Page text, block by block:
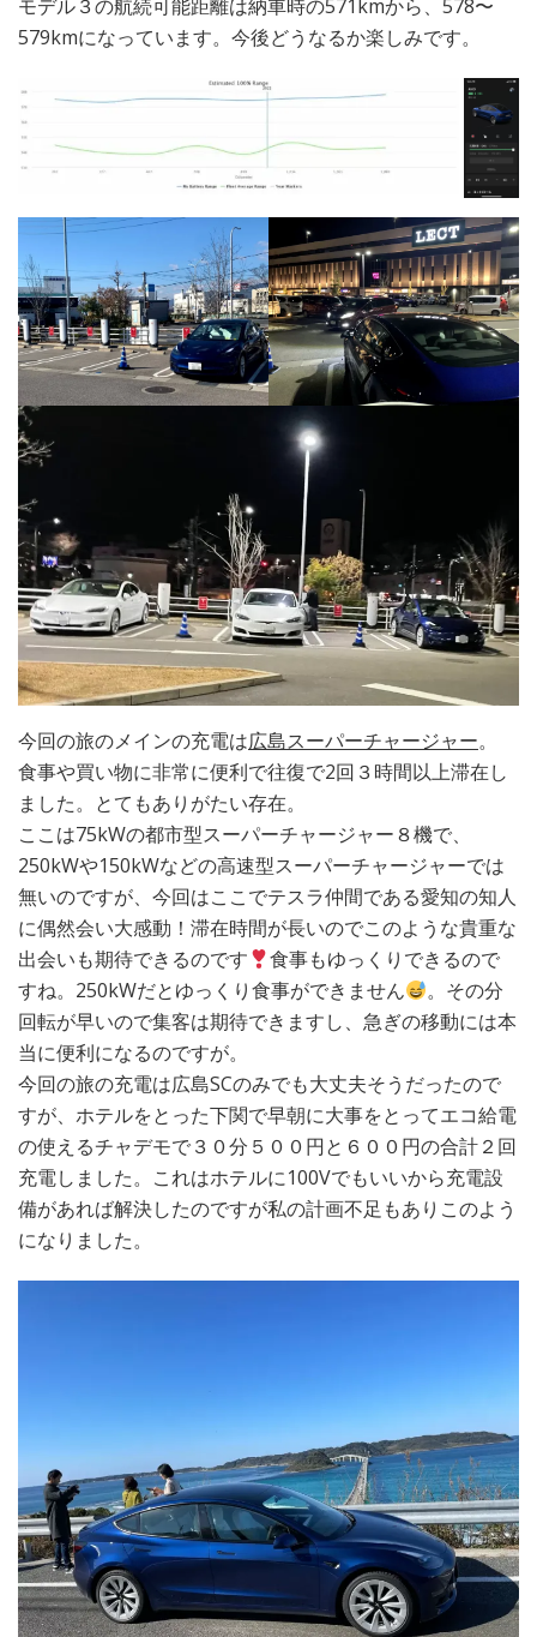
モデル３の航続可能距離は納車時の571kmから、578〜
579kmになっています。今後どうなるか楽しみです。
今回の旅のメインの充電は広島スーパーチャージャー。
食事や買い物に非常に便利で往復で2回３時間以上滞在し
ました。とてもありがたい存在。
ここは75kWの都市型スーパーチャージャー８機で、
250kWや150kWなどの高速型スーパーチャージャーでは
無いのですが、今回はここでテスラ仲間である愛知の知人
に偶然会い大感動！滞在時間が長いのでこのような貴重な
出会いも期待できるのです
食事もゆっくりできるので
すね。250kWだとゆっくり食事ができません
。その分
回転が早いので集客は期待できますし、急ぎの移動には本
当に便利になるのですが。
今回の旅の充電は広島SCのみでも大丈夫そうだったので
すが、ホテルをとった下関で早朝に大事をとってエコ給電
の使えるチャデモで３０分５００円と６００円の合計２回
充電しました。これはホテルに100Vでもいいから充電設
備があれば解決したのですが私の計画不足もありこのよう
になりました。